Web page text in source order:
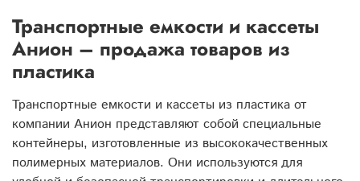
Транспортные емкости и кассеты
Анион – продажа товаров из
пластика
Транспортные емкости и кассеты из пластика от
компании Анион представляют собой специальные
контейнеры, изготовленные из высококачественных
полимерных материалов. Они используются для